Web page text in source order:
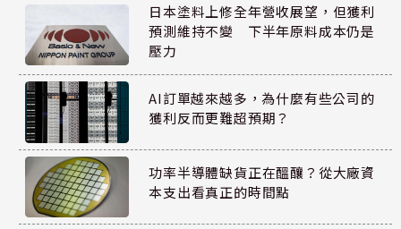
日本塗料上修全年營收展望，但獲利
預測維持不變 下半年原料成本仍是
壓力
AI訂單越來越多，為什麼有些公司的
獲利反而更難超預期？
功率半導體缺貨正在醞釀？從大廠資
本支出看真正的時間點